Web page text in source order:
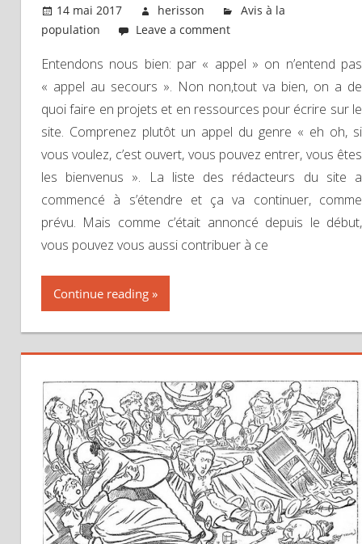
14 mai 2017 herisson
Avis à la
population
Leave a comment
Entendons nous bien: par « appel » on n’entend pas
« appel au secours ». Non non,tout va bien, on a de
quoi faire en projets et en ressources pour écrire sur le
site. Comprenez plutôt un appel du genre « eh oh, si
vous voulez, c’est ouvert, vous pouvez entrer, vous êtes
les bienvenus ». La liste des rédacteurs du site a
commencé à s’étendre et ça va continuer, comme
prévu. Mais comme c’était annoncé depuis le début,
vous pouvez vous aussi contribuer à ce
Continue reading